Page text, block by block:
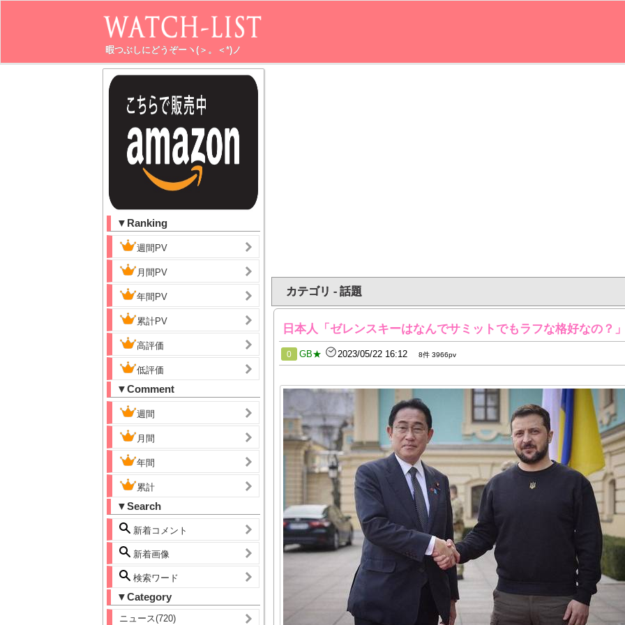
暇つぶしにどうぞーヽ(＞。＜*)ノ
▼Ranking
週間PV
月間PV
年間PV
累計PV
高評価
低評価
▼Comment
週間
月間
年間
累計
▼Search
新着コメント
新着画像
検索ワード
▼Category
ニュース(720)
カテゴリ - 話題
日本人「ゼレンスキーはなんでサミットでもラフな格好なの？
0 GB★ 2023/05/22 16:12 8件 3966pv